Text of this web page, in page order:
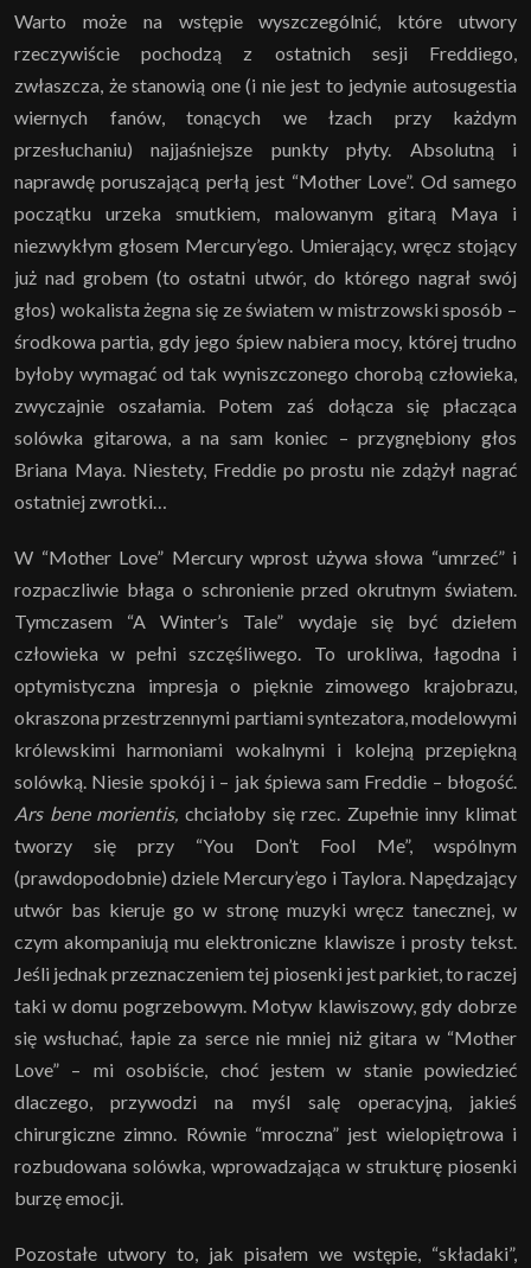
Warto może na wstępie wyszczególnić, które utwory
rzeczywiście pochodzą z ostatnich sesji Freddiego,
zwłaszcza, że stanowią one (i nie jest to jedynie autosugestia
wiernych fanów, tonących we łzach przy każdym
przesłuchaniu) najjaśniejsze punkty płyty. Absolutną i
naprawdę poruszającą perłą jest “Mother Love”. Od samego
początku urzeka smutkiem, malowanym gitarą Maya i
niezwykłym głosem Mercury’ego. Umierający, wręcz stojący
już nad grobem (to ostatni utwór, do którego nagrał swój
głos) wokalista żegna się ze światem w mistrzowski sposób –
środkowa partia, gdy jego śpiew nabiera mocy, której trudno
byłoby wymagać od tak wyniszczonego chorobą człowieka,
zwyczajnie oszałamia. Potem zaś dołącza się płacząca
solówka gitarowa, a na sam koniec – przygnębiony głos
Briana Maya. Niestety, Freddie po prostu nie zdążył nagrać
ostatniej zwrotki…
W “Mother Love” Mercury wprost używa słowa “umrzeć” i
rozpaczliwie błaga o schronienie przed okrutnym światem.
Tymczasem “A Winter’s Tale” wydaje się być dziełem
człowieka w pełni szczęśliwego. To urokliwa, łagodna i
optymistyczna impresja o pięknie zimowego krajobrazu,
okraszona przestrzennymi partiami syntezatora, modelowymi
królewskimi harmoniami wokalnymi i kolejną przepiękną
solówką. Niesie spokój i – jak śpiewa sam Freddie – błogość.
Ars bene morientis, chciałoby się rzec. Zupełnie inny klimat
tworzy się przy “You Don’t Fool Me”, wspólnym
(prawdopodobnie) dziele Mercury’ego i Taylora. Napędzający
utwór bas kieruje go w stronę muzyki wręcz tanecznej, w
czym akompaniują mu elektroniczne klawisze i prosty tekst.
Jeśli jednak przeznaczeniem tej piosenki jest parkiet, to raczej
taki w domu pogrzebowym. Motyw klawiszowy, gdy dobrze
się wsłuchać, łapie za serce nie mniej niż gitara w “Mother
Love” – mi osobiście, choć jestem w stanie powiedzieć
dlaczego, przywodzi na myśl salę operacyjną, jakieś
chirurgiczne zimno. Równie “mroczna” jest wielopiętrowa i
rozbudowana solówka, wprowadzająca w strukturę piosenki
burzę emocji.
Pozostałe utwory to, jak pisałem we wstępie, “składaki”,